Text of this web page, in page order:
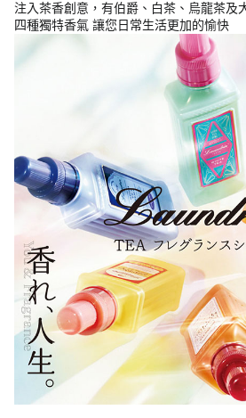
注入茶香創意，有伯爵、白茶、烏龍茶及
四種獨特香氣 讓您日常生活更加的愉快